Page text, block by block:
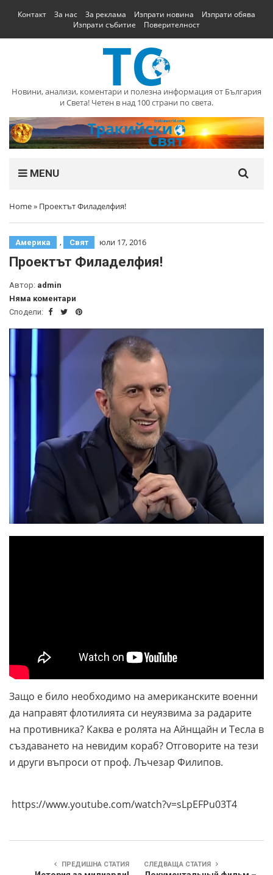
Контакт За нас За реклама Изпрати новина
Изпрати обява
Изпрати събитие
Поверителност
Новини, анализи, коментари и полезна информация от България
и Света! Четен в над 100 страни по света.
MENU
Home» Проектът Филаделфия!
Америка , Свят юли 17, 2016
Проектът Филаделфия!
Автор: admin
Няма коментари
Сподели:
Защо е било необходимо на американските военни
да направят флотилията си неуязвима за радарите
на противника? Каква е ролята на Айнщайн и Тесла в
създаването на невидим кораб? Отговорите на тези
и други въпроси от проф. Лъчезар Филипов.
https://www.youtube.com/watch?v=sLpEFPu03T4
ПРЕДИШНА СТАТИЯ СЛЕДВАЩА СТАТИЯ